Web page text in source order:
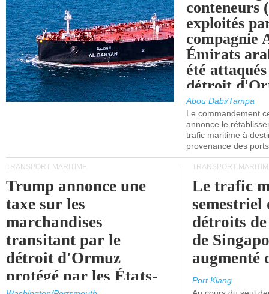
conteneurs
exploités
compagnie
Émirats
été
détroit
Abou Dabi/Tampa
Le commandement
annonce le
trafic maritime à
provenance des
TRANSPORT MARITIME
Trump annonce une
taxe sur les
marchandises
transitant par le
détroit d'Ormuz
protégé par les États-
TRANSPORT
Le trafic
semestriel
détroits
de
augmenté
Port Klang